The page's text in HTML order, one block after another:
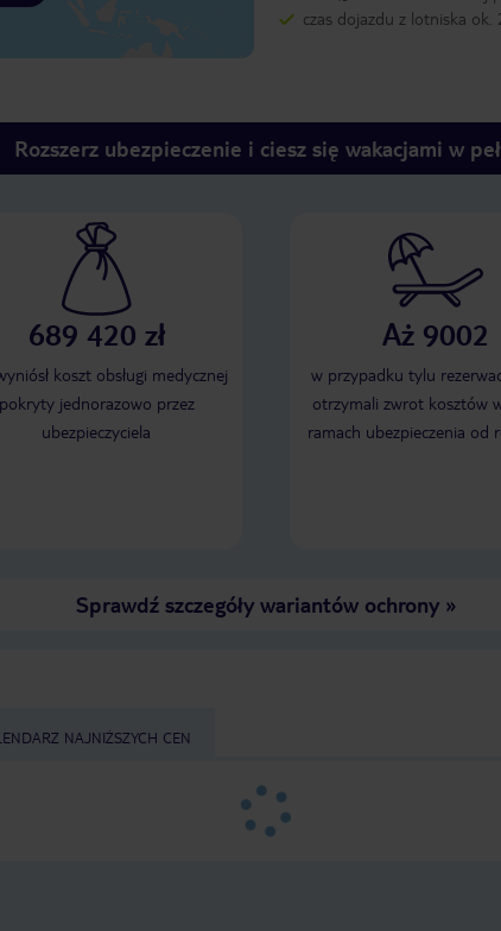
czas dojazdu z lotniska ok.
Rozszerz ubezpieczenie i ciesz się wakacjami w
689 420 zł
koszt obsługi medycznej
pokryty jednorazowo przez
ubezpieczyciela
Aż 9002
w przypadku tylu
otrzymali zwrot kosztów
ramach ubezpieczenia od
Sprawdź szczegóły wariantów ochrony»
NAJNIŻSZYCH CEN